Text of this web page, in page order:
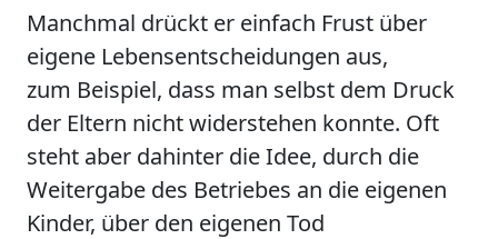
Manchmal drückt er einfach Frust über
eigene Lebensentscheidungen aus,
zum Beispiel, dass man selbst dem Druck
der Eltern nicht widerstehen konnte. Oft
steht aber dahinter die Idee, durch die
Weitergabe des Betriebes an die eigenen
Kinder, über den eigenen Tod